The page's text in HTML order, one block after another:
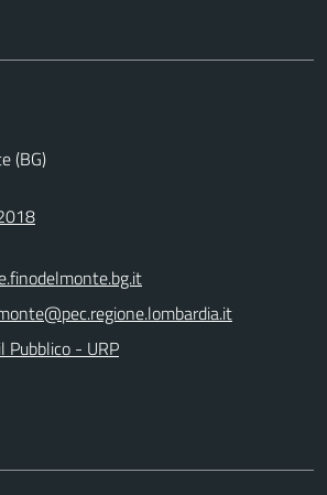
(BG)
Pubblico - URP